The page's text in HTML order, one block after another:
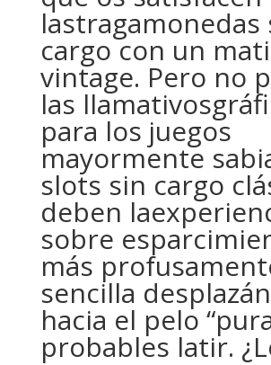
lastragamonedas
cargo con un
vintage. Pero no
las
para los juegos
mayormente
slots sin cargo
deben
sobre
más
sencilla
hacia el pelo
probables latir.